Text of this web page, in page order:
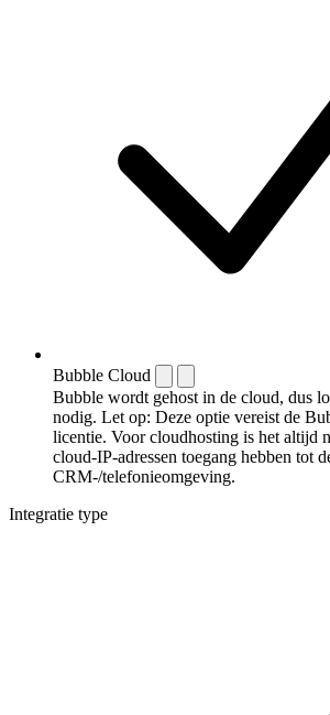
Bubble Cloud
Bubble wordt gehost in de cloud, dus
nodig. Let op: Deze optie vereist de
licentie. Voor cloudhosting is het altijd
cloud-IP-adressen toegang hebben tot
CRM-/telefonieomgeving.
Integratie type